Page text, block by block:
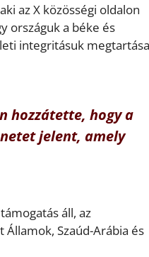
az X közösségi oldalon
országuk a béke és
integritásuk megtartása
hozzátette, hogy a
jelent, amely
áll, az
Szaúd-Arábia és